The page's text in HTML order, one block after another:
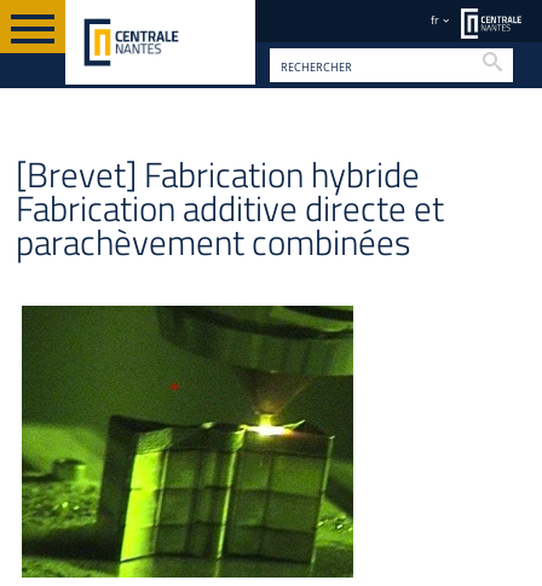
fr
[Brevet] Fabrication hybride
Fabrication additive directe et
parachèvement combinées